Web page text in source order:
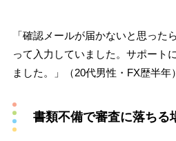
「確認メールが届かないと思った
って入力していました。サポート
ました。」（20代男性・FX歴半年）
書類不備で審査に落ちる